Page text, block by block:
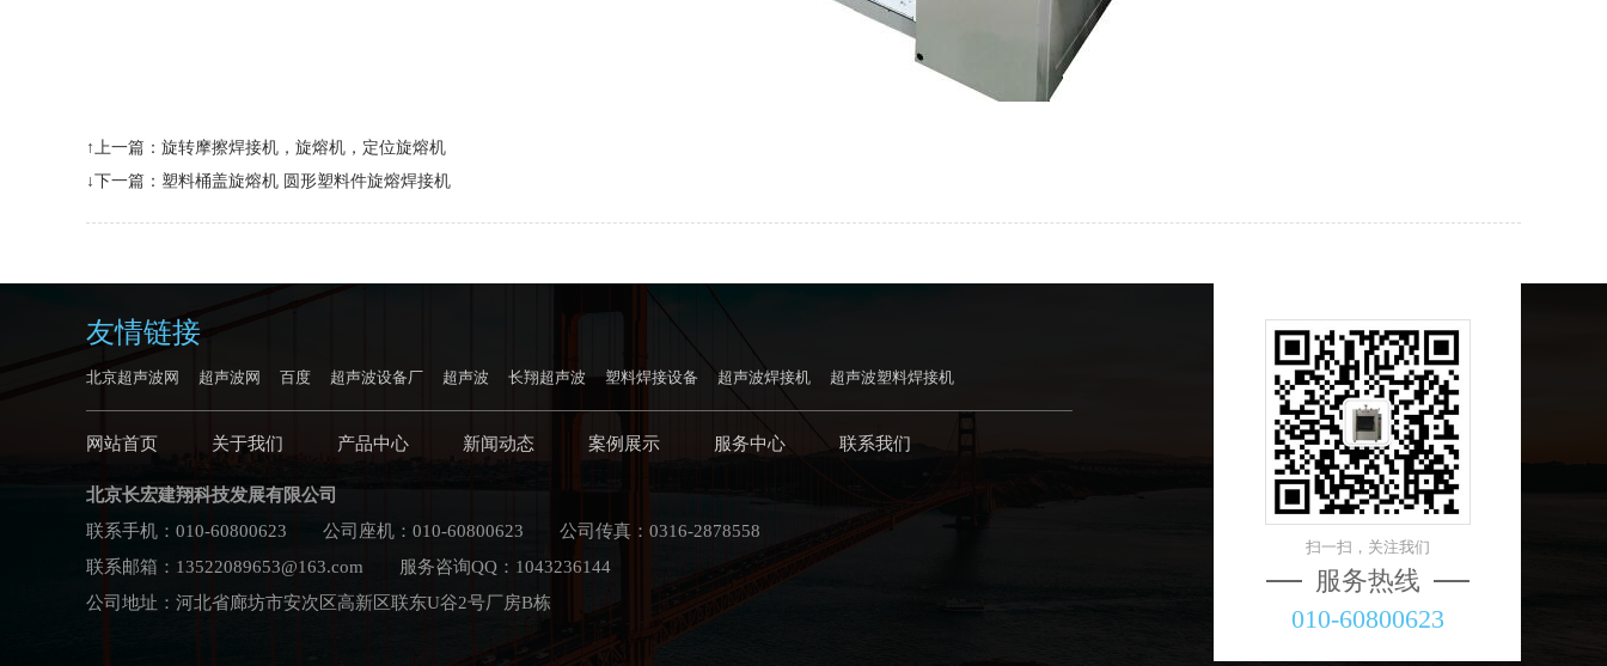
↑上一篇： 旋转摩擦焊接机，旋熔机，定位旋熔机
↓下一篇： 塑料桶盖旋熔机 圆形塑料件旋熔焊接机
友情链接
北京超声波网 超声波网 百度 超声波设备厂 超声波 长翔超声波 塑料焊接设备 超声波焊接机 超声波塑料焊接机
网站首页 关于我们 产品中心 新闻动态 案例展示 服务中心 联系我们
北京长宏建翔科技发展有限公司
联系手机：010-60800623 公司座机：010-60800623 公司传真：0316-2878558
联系邮箱：13522089653@163.com 服务咨询QQ：1043236144
公司地址：河北省廊坊市安次区高新区联东U谷2号厂房B栋
扫一扫，关注我们
服务热线
010-60800623